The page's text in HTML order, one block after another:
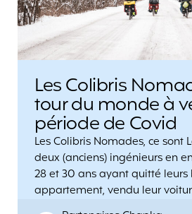
Les Colibris
tour du monde à
période de Covid
Les Colibris Nomades, ce sont
deux (anciens) ingénieurs en
28 et 30 ans ayant quitté leurs
appartement, vendu leur